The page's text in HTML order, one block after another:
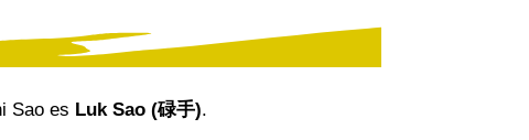
Sao es Luk Sao (碌手).